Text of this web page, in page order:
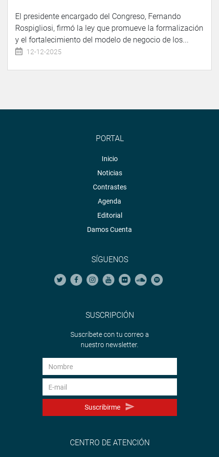
El presidente encargado del Congreso, Fernando
Rospigliosi, firmó la ley que promueve la formalización
y el fortalecimiento del modelo de negocio de los...
12-12-2025
PORTAL
Inicio
Noticias
Contrastes
Agenda
Editorial
Damos Cuenta
SÍGUENOS
SUSCRIPCIÓN
Suscríbete con tu correo a
nuestro newsletter.
Suscribirme
CENTRO DE ATENCIÓN